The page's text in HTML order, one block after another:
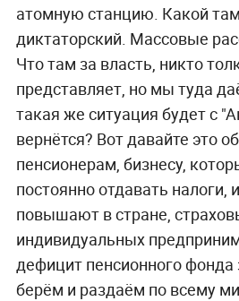
атомную станцию. Какой
диктаторский. Массовые
Что там за власть, никто
представляет, но мы туда
такая же ситуация будет с
вернётся? Вот давайте это
пенсионерам, бизнесу,
постоянно отдавать налоги,
повышают в стране,
индивидуальных
дефицит пенсионного
берём и раздаём по всему